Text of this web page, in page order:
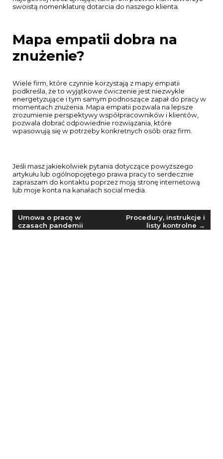
swoistą nomenklaturę dotarcia do naszego klienta.
Mapa empatii dobra na
znużenie?
Wiele firm, które czynnie korzystają z mapy empatii
podkreśla, że to wyjątkowe ćwiczenie jest niezwykle
energetyzujące i tym samym podnoszące zapał do pracy w
momentach znużenia. Mapa empatii pozwala na lepsze
zrozumienie perspektywy współpracowników i klientów,
pozwala dobrać odpowiednie rozwiązania, które
wpasowują się w potrzeby konkretnych osób oraz firm.
Jeśli masz jakiekolwiek pytania dotyczące powyższego
artykułu lub ogólnopojętego prawa pracy to serdecznie
zapraszam do kontaktu poprzez moją stronę internetową
lub moje konta na kanałach social media.
Nawigacja
wpisu
Umowa o pracę w
czasach pandemii
Procedury, instrukcje i
listy kontrolne